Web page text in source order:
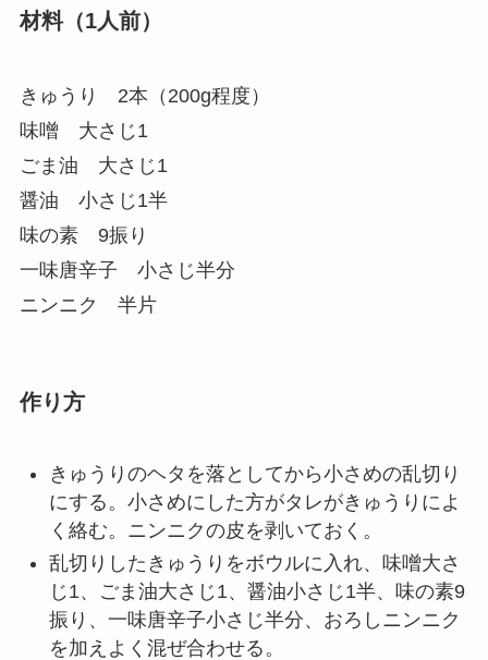
材料（1人前）
きゅうり 2本（200g程度）
味噌 大さじ1
ごま油 大さじ1
醤油 小さじ1半
味の素 9振り
一味唐辛子 小さじ半分
ニンニク 半片
作り方
きゅうりのヘタを落としてから小さめの乱切り
にする。小さめにした方がタレがきゅうりによ
く絡む。ニンニクの皮を剥いておく。
乱切りしたきゅうりをボウルに入れ、味噌大さ
じ1、ごま油大さじ1、醤油小さじ1半、味の素9
振り、一味唐辛子小さじ半分、おろしニンニク
を加えよく混ぜ合わせる。